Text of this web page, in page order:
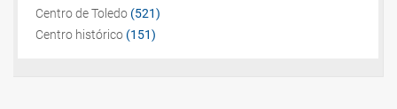
Centro de Toledo (521)
Centro histórico (151)